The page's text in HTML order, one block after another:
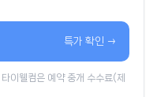
특가 확인 →
이웰컴은 예약 중개 수수료(제